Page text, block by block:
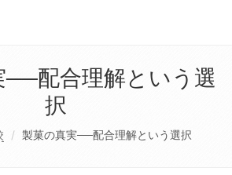
──配合理解という選
択
製菓の真実──配合理解という選択